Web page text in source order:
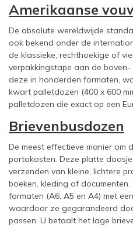
Amerikaanse
De absolute wereldwijde
ook bekend onder de
de klassieke, rechthoekige of
verpakkingstape aan de
deze in honderden formaten,
kwart palletdozen (400 x 600
palletdozen die exact op een
Brievenbusdozen
De meest effectieve manier om
portokosten. Deze platte
verzenden van kleine, lichtere
boeken, kleding of
formaten (A6, A5 en A4) met
waardoor ze gegarandeerd
passen. U betaalt het lage